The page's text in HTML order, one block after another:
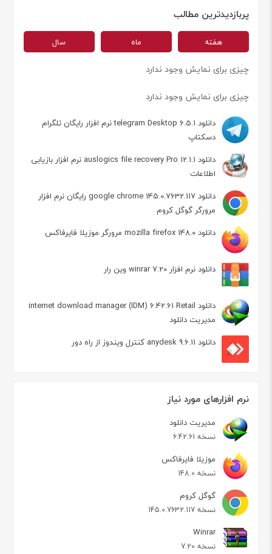
پربازدیدترین مطالب
هفته ماه سال
چیزی برای نمایش وجود ندارد
چیزی برای نمایش وجود ندارد
دانلود telegram Desktop 6.5.1 نرم افزار رایگان تلگرام
دسکتاپ
دانلود auslogics file recovery Pro 12.1.1 نرم افزار بازیابی
اطلاعات
دانلود google chrome 145.0.7632.117 رایگان نرم افزار
مرورگر گوگل کروم
دانلود mozilla firefox 148.0 مرورگر موزیلا فایرفاکس
دانلود نرم افزار winrar 7.20 وین رار
دانلود internet download manager (IDM) 6.42.61 Retail
مدیریت دانلود
دانلود anydesk 9.6.11 کنترل ویندوز از راه دور
نرم افزارهای مورد نیاز
مدیریت دانلود
نسخه 6.42.61
موزیلا فایرفاکس
نسخه 148.0
گوگل کروم
نسخه 145.0.7632.117
Winrar
نسخه 7.20